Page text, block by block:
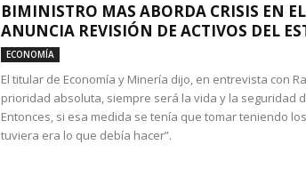
BIMINISTRO MAS ABORDA CRISIS EN
ANUNCIA REVISIÓN DE ACTIVOS DEL
ECONOMÍA
El titular de Economía y Minería dijo, en entrevista con
prioridad absoluta, siempre será la vida y la seguridad
Entonces, si esa medida se tenía que tomar teniendo
tuviera era lo que debía hacer”.